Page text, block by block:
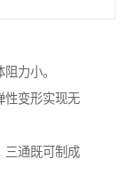
力小。
性变形实现无
三通既可制成